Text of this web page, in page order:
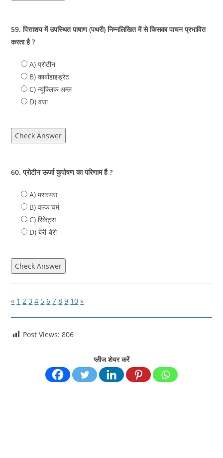
59. पित्ताशय में उपस्थित पाषाण (पथरी) निम्नलिखित में से किसका पाचन प्रभावित
करता है ?
A) प्रोटीन
B) कार्बोहाइड्रेट
C) न्यूक्लिक अम्ल
D) वसा
Check Answer
60. प्रोटीन ऊर्जा कुपोषण का परिणाम है ?
A) मरास्मस
B) वल्क चर्म
C) रिकेट्स
D) बेरी-बेरी
Check Answer
« 1 2 3 4 5 6 7 8 9 10 »
Post Views: 806
प्लीज शेयर करें